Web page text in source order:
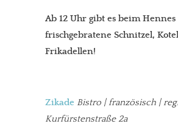
Ab 12 Uhr gibt es beim Hennes
frischgebratene Schnitzel,
Frikadellen!
Zikade Bistro | französisch |
Kurfürstenstraße 2a